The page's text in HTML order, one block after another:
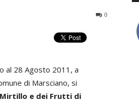
0
al 28 Agosto 2011, a
di Marsciano, si
e dei Frutti di